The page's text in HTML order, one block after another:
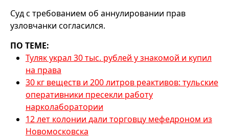
Суд с требованием об аннулировании прав
узловчанки согласился.
ПО ТЕМЕ:
Туляк украл 30 тыс. рублей у знакомой и купил
на права
30 кг веществ и 200 литров реактивов: тульские
оперативники пресекли работу
нарколаборатории
12 лет колонии дали торговцу мефедроном из
Новомосковска